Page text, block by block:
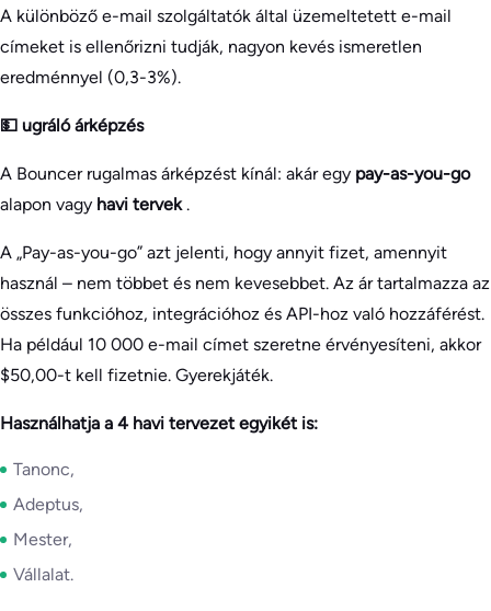
A különböző e-mail szolgáltatók által üzemeltetett e-mail
címeket is ellenőrizni tudják, nagyon kevés ismeretlen
eredménnyel (0,3-3%).
💵 ugráló árképzés
A Bouncer rugalmas árképzést kínál: akár egy pay-as-you-go
alapon vagy havi tervek .
A „Pay-as-you-go” azt jelenti, hogy annyit fizet, amennyit
használ – nem többet és nem kevesebbet. Az ár tartalmazza az
összes funkcióhoz, integrációhoz és API-hoz való hozzáférést.
Ha például 10 000 e-mail címet szeretne érvényesíteni, akkor
$50,00-t kell fizetnie. Gyerekjáték.
Használhatja a 4 havi tervezet egyikét is:
Tanonc,
Adeptus,
Mester,
Vállalat.